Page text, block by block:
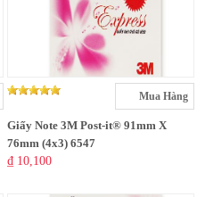
Mua Hàng
Giấy Note 3M Post-it® 91mm X
76mm (4x3) 6547
₫ 10,100